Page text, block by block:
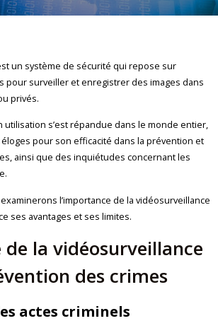
un système de sécurité qui repose sur
pour surveiller et enregistrer des images dans
privés.
utilisation s’est répandue dans le monde entier,
pour son efficacité dans la prévention et
ainsi que des inquiétudes concernant les
l’importance de la vidéosurveillance
ses avantages et ses limites.
de la vidéosurveillance
des crimes
actes criminels